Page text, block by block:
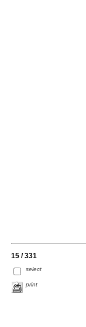
15 / 331
select
print